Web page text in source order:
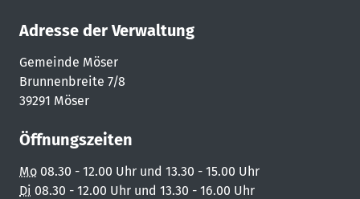
Adresse der Verwaltung
Gemeinde Möser
Brunnenbreite 7/8
39291 Möser
Öffnungszeiten
Mo 08.30 - 12.00 Uhr und 13.30 - 15.00 Uhr
Di 08.30 - 12.00 Uhr und 13.30 - 16.00 Uhr